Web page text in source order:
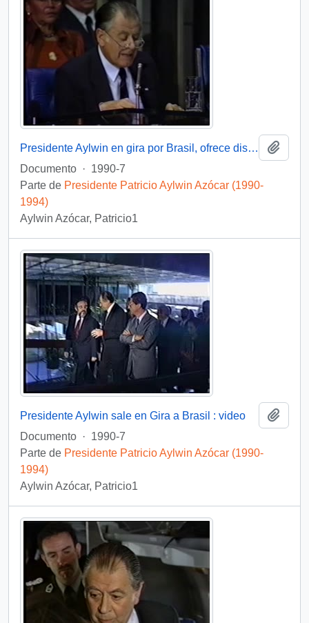
Presidente Aylwin en gira por Brasil, ofrece discurso : video
Documento · 1990-7
Parte de Presidente Patricio Aylwin Azócar (1990-
1994)
Aylwin Azócar, Patricio1
Presidente Aylwin sale en Gira a Brasil : video
Documento · 1990-7
Parte de Presidente Patricio Aylwin Azócar (1990-
1994)
Aylwin Azócar, Patricio1